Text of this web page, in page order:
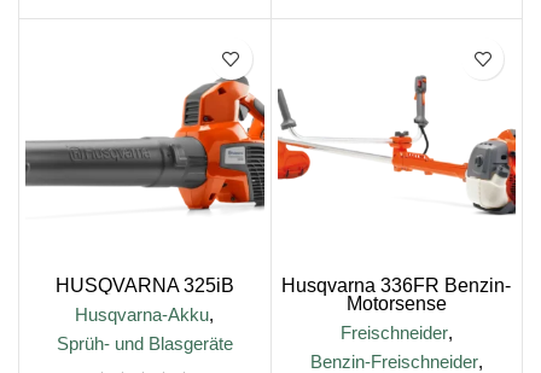
HUSQVARNA 325iB
Husqvarna-Akku,
Sprüh- und Blasgeräte
Husqvarna 336FR Benzin-
Motorsense
Freischneider,
Benzin-Freischneider,